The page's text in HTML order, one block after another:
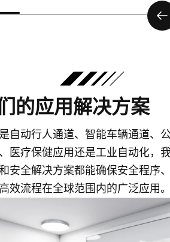
的应用解决方案
自动行人通道、智能车辆通道、
医疗保健应用还是工业自动化，
安全解决方案都能确保安全程序
效流程在全球范围内的广泛应用